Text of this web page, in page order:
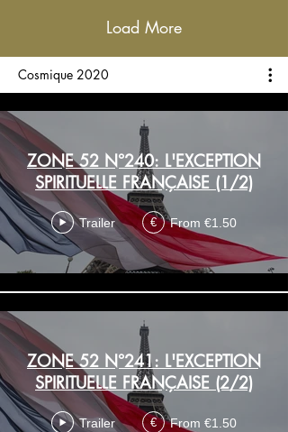
Load More
Cosmique 2020
ZONE 52 N°240: L'EXCEPTION
SPIRITUELLE FRANÇAISE (1/2)
Trailer € From €1.50
ZONE 52 N°241: L'EXCEPTION
SPIRITUELLE FRANÇAISE (2/2)
Trailer € From €1.50